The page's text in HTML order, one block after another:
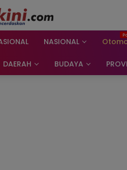
NASIONAL
DAERAH BUDAYA